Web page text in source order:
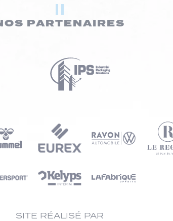
PARTENAIRES
SITE RÉALISÉ PAR